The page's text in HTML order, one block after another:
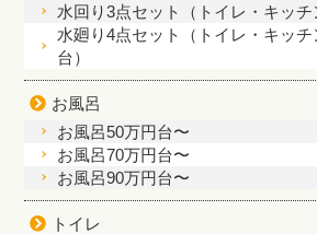
水回り3点セット（トイレ・キッチ
水廻り4点セット（トイレ・キッ
台）
お風呂
お風呂50万円台〜
お風呂70万円台〜
お風呂90万円台〜
トイレ